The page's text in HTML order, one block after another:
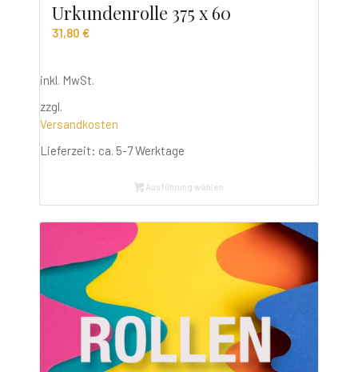
Urkundenrolle 375 x 60
31,80 €
inkl. MwSt.
zzgl.
Versandkosten
Lieferzeit: ca. 5-7 Werktage
Ausführung wählen